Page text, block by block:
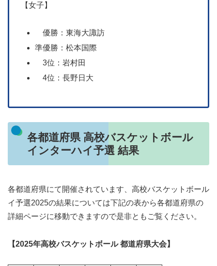
【女子】
優勝：東海大諏訪
準優勝：松本国際
3位：岩村田
4位：長野日大
各都道府県 高校バスケットボール
インターハイ予選 結果
各都道府県にて開催されています、高校バスケットボール
イ予選2025の結果については下記の表から各都道府県の
詳細ページに移動できますので是非ともご覧ください。
【2025年高校バスケットボール 都道府県大会】